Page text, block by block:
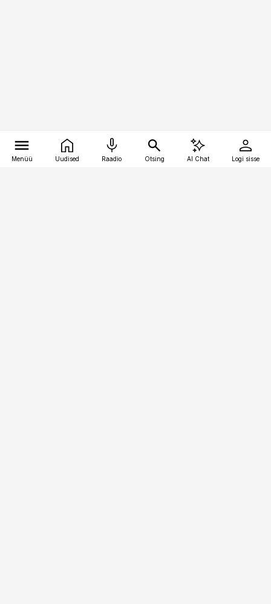
Menüü Uudised Raadio Otsing AI Chat Logi sisse